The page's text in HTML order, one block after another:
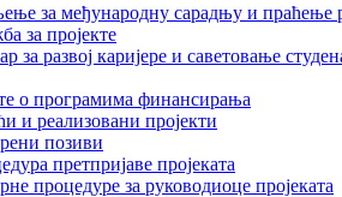
за међународну сарадњу и праћење
за пројекте
за развој каријере и саветовање
о програмима финансирања
и реализовани пројекти
позиви
претпријаве пројеката
процедуре за руководиоце пројеката